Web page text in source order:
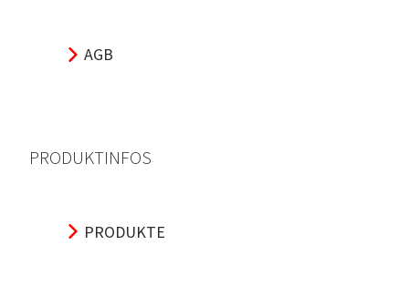
AGB
PRODUKTINFOS
PRODUKTE